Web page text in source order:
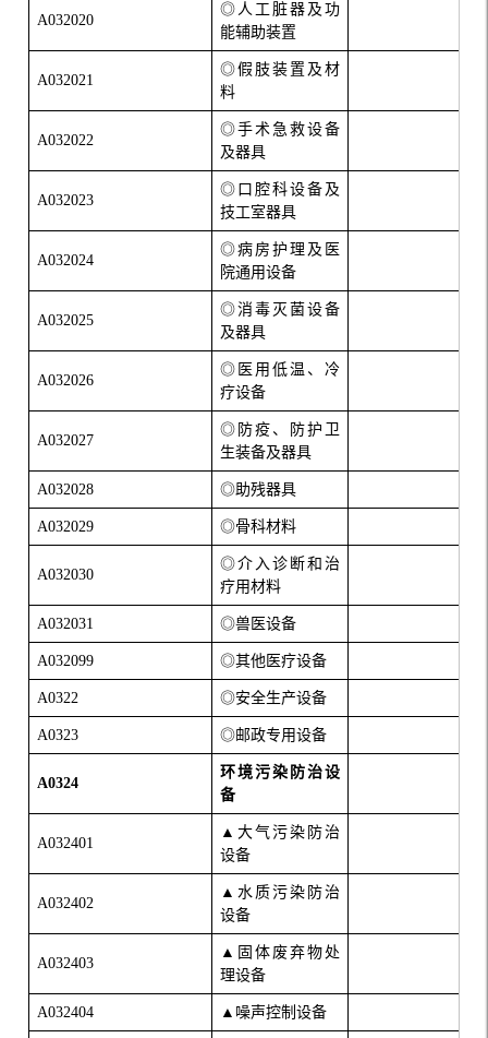
A032020
◎人工脏器及功
能辅助装置
A032021
◎假肢装置及材
料
A032022
◎手术急救设备
及器具
A032023
◎口腔科设备及
技工室器具
A032024
◎病房护理及医
院通用设备
A032025
◎消毒灭菌设备
及器具
A032026
◎医用低温、冷
疗设备
A032027
◎防疫、防护卫
生装备及器具
A032028 ◎助残器具
A032029 ◎骨科材料
A032030
◎介入诊断和治
疗用材料
A032031 ◎兽医设备
A032099 ◎其他医疗设备
A0322 ◎安全生产设备
A0323 ◎邮政专用设备
A0324
环境污染防治设
备
A032401
▲大气污染防治
设备
A032402
▲水质污染防治
设备
A032403
▲固体废弃物处
理设备
A032404 ▲噪声控制设备